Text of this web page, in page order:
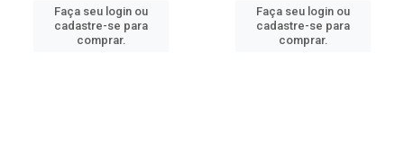
Faça seu login ou
cadastre-se para
comprar.
Faça seu login ou
cadastre-se para
comprar.